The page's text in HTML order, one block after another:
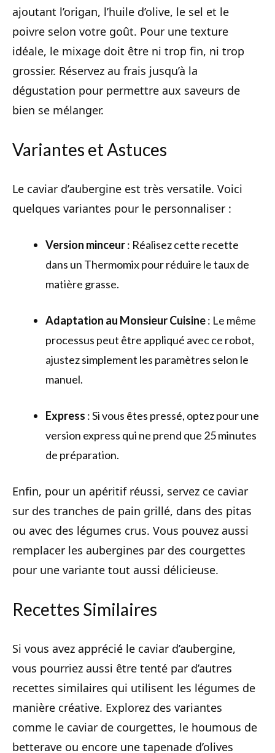
ajoutant l’origan, l’huile d’olive, le sel et le
poivre selon votre goût. Pour une texture
idéale, le mixage doit être ni trop fin, ni trop
grossier. Réservez au frais jusqu’à la
dégustation pour permettre aux saveurs de
bien se mélanger.
Variantes et Astuces
Le caviar d’aubergine est très versatile. Voici
quelques variantes pour le personnaliser :
Version minceur: Réalisez cette recette
dans un Thermomix pour réduire le taux de
matière grasse.
Adaptation au Monsieur Cuisine: Le même
processus peut être appliqué avec ce robot,
ajustez simplement les paramètres selon le
manuel.
Express : Si vous êtes pressé, optez pour une
version express qui ne prend que 25 minutes
de préparation.
Enfin, pour un apéritif réussi, servez ce caviar
sur des tranches de pain grillé, dans des pitas
ou avec des légumes crus. Vous pouvez aussi
remplacer les aubergines par des courgettes
pour une variante tout aussi délicieuse.
Recettes Similaires
Si vous avez apprécié le caviar d’aubergine,
vous pourriez aussi être tenté par d’autres
recettes similaires qui utilisent les légumes de
manière créative. Explorez des variantes
comme le caviar de courgettes, le houmous de
betterave ou encore une tapenade d’olives